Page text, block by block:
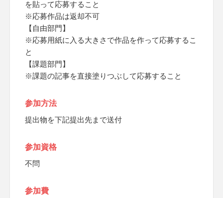
を貼って応募すること
※応募作品は返却不可
【自由部門】
※応募用紙に入る大きさで作品を作って応募するこ
と
【課題部門】
※課題の記事を直接塗りつぶして応募すること
参加方法
提出物を下記提出先まで送付
参加資格
不問
参加費